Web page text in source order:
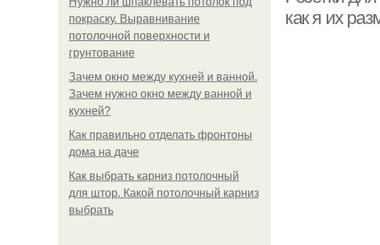
покраску. Выравнивание
потолочной поверхности и
грунтование
Зачем окно между кухней и ванной.
Зачем нужно окно между ванной и
кухней?
Как правильно отделать фронтоны
дома на даче
Как выбрать карниз потолочный
для штор. Какой потолочный карниз
выбрать
как я их